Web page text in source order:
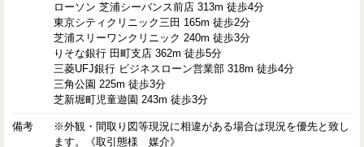
ローソン 芝浦シーバンス前店 313m 徒歩4分
東京シティクリニック三田 165m 徒歩2分
芝浦スリーワンクリニック 240m 徒歩3分
りそな銀行 田町支店 362m 徒歩5分
三菱UFJ銀行 ビジネスローン営業部 318m 徒歩4分
三角公園 225m 徒歩3分
芝新堀町児童遊園 243m 徒歩3分
備考
※外観・間取り図等現況に相違がある場合は現況を優先と致し
ます。《取引態様 媒介》